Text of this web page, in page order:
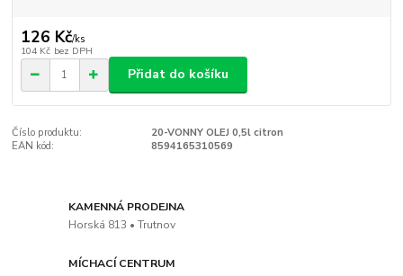
126 Kč/ks
104 Kč bez DPH
Přidat do košíku
Číslo produktu:
20-VONNY OLEJ 0,5l citron
EAN kód:
8594165310569
KAMENNÁ PRODEJNA
Horská 813 • Trutnov
MÍCHACÍ CENTRUM